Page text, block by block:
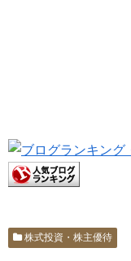
株式投資・株主優待